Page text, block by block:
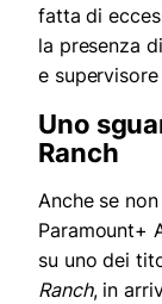
fatta di
la presenza di
e
Uno
Ranch
Anche se
Paramount+
su uno dei
Ranch, in